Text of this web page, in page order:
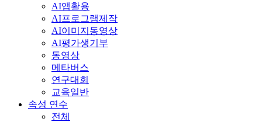
AI앱활용
AI프로그램제작
AI이미지동영상
AI평가생기부
동영상
메타버스
연구대회
교육일반
속성 연수
전체